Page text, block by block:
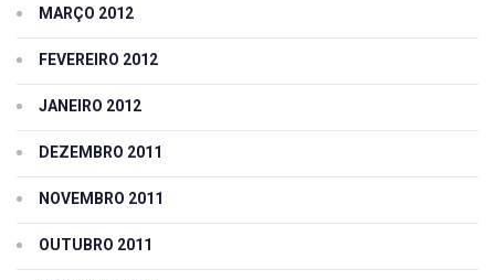
MARÇO 2012
FEVEREIRO 2012
JANEIRO 2012
DEZEMBRO 2011
NOVEMBRO 2011
OUTUBRO 2011